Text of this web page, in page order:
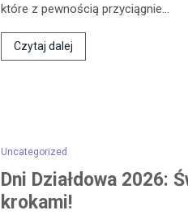
które z pewnością przyciągnie…
Czytaj dalej
Uncategorized
Dni Działdowa 2026:
krokami!